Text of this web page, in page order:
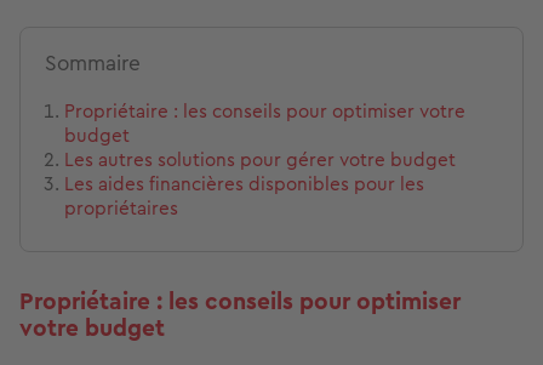
Sommaire
Propriétaire : les conseils pour optimiser votre
budget
Les autres solutions pour gérer votre budget
Les aides financières disponibles pour les
propriétaires
Propriétaire : les conseils pour optimiser
votre budget